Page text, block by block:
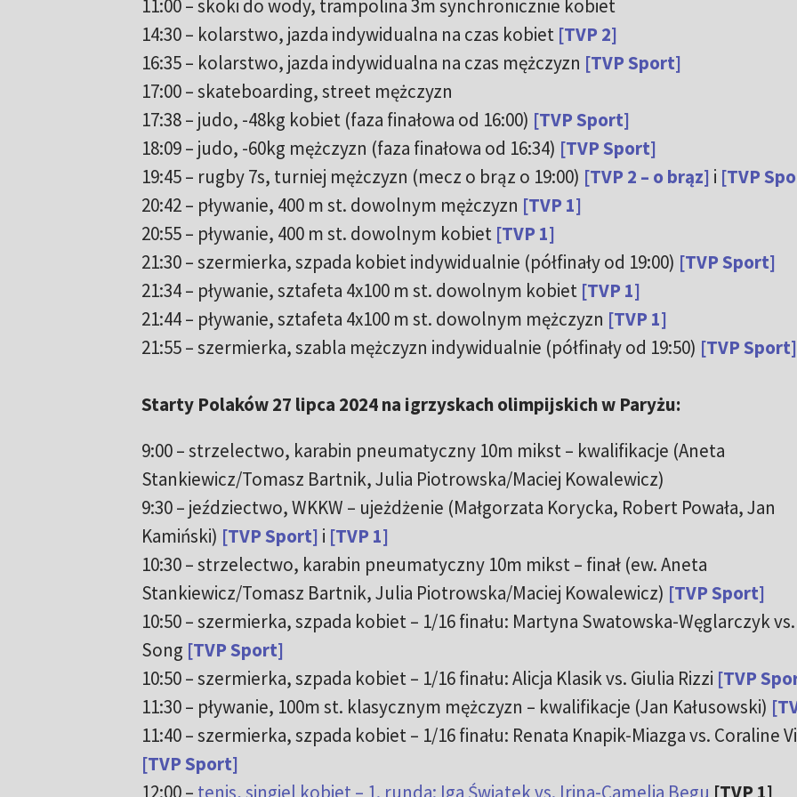
11:00 – skoki do wody, trampolina 3m synchronicznie kobiet
14:30 – kolarstwo, jazda indywidualna na czas kobiet [TVP 2]
16:35 – kolarstwo, jazda indywidualna na czas mężczyzn [TVP Sport]
17:00 – skateboarding, street mężczyzn
17:38 – judo, -48kg kobiet (faza finałowa od 16:00) [TVP Sport]
18:09 – judo, -60kg mężczyzn (faza finałowa od 16:34) [TVP Sport]
19:45 – rugby 7s, turniej mężczyzn (mecz o brąz o 19:00) [TVP 2 – o brąz] i [TVP
20:42 – pływanie, 400 m st. dowolnym mężczyzn [TVP 1]
20:55 – pływanie, 400 m st. dowolnym kobiet [TVP 1]
21:30 – szermierka, szpada kobiet indywidualnie (półfinały od 19:00) [TVP Sport]
21:34 – pływanie, sztafeta 4x100 m st. dowolnym kobiet [TVP 1]
21:44 – pływanie, sztafeta 4x100 m st. dowolnym mężczyzn [TVP 1]
21:55 – szermierka, szabla mężczyzn indywidualnie (półfinały od 19:50) [TVP Sport]
Starty Polaków 27 lipca 2024 na igrzyskach olimpijskich w Paryżu:
9:00 – strzelectwo, karabin pneumatyczny 10m mikst – kwalifikacje (Aneta
Stankiewicz/Tomasz Bartnik, Julia Piotrowska/Maciej Kowalewicz)
9:30 – jeździectwo, WKKW – ujeżdżenie (Małgorzata Korycka, Robert Powała, Jan
Kamiński) [TVP Sport] i [TVP 1]
10:30 – strzelectwo, karabin pneumatyczny 10m mikst – finał (ew. Aneta
Stankiewicz/Tomasz Bartnik, Julia Piotrowska/Maciej Kowalewicz) [TVP Sport]
10:50 – szermierka, szpada kobiet – 1/16 finału: Martyna Swatowska-Węglarczyk
Song [TVP Sport]
10:50 – szermierka, szpada kobiet – 1/16 finału: Alicja Klasik vs. Giulia Rizzi [TVP
11:30 – pływanie, 100m st. klasycznym mężczyzn – kwalifikacje (Jan Kałusowski)
11:40 – szermierka, szpada kobiet – 1/16 finału: Renata Knapik-Miazga vs. Coraline
[TVP Sport]
12:00 – tenis, singiel kobiet – 1. runda: Iga Świątek vs. Irina-Camelia Begu [TVP 1]